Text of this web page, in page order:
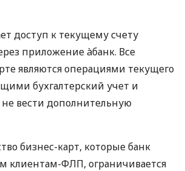
доступ к текущему счету
приложение àбанк. Все
являются операциями текущего
бухгалтерский учет и
вести дополнительную
бизнес-карт, которые банк
клиентам-ФЛП, ограничивается